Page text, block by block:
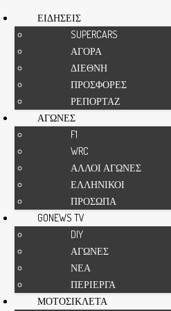
ΕΙΔΗΣΕΙΣ
ΔΙΕΘΝΗ ΤΕΧΝΟΛΟΓΙΑ
Hλεκτρικά
δρόμους των
-
Κοινοποίησε το άρθρο
ΕΙΔΗΣΕΙΣ
SUPERCARS
ΑΓΟΡΑ
ΔΙΕΘΝΗ
ΠΡΟΣΦΟΡΕΣ
ΡΕΠΟΡΤΑΖ
ΑΓΩΝΕΣ
F1
WRC
ΑΛΛΟΙ ΑΓΩΝΕΣ
ΕΛΛΗΝΙΚΟΙ
ΠΡΟΣΩΠΑ
GONEWS TV
DIY
ΑΓΩΝΕΣ
ΝΕΑ
ΠΕΡΙΕΡΓΑ
ΜΟΤΟΣΙΚΛΕΤΑ